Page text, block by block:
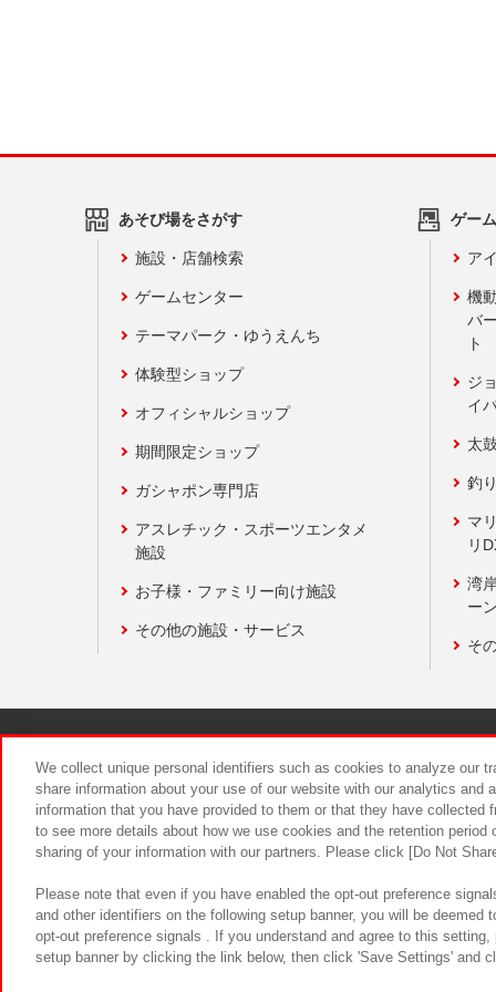
あそび場をさがす
施設・店舗検索
ゲームセンター
テーマパーク・ゆうえんち
体験型ショップ
オフィシャルショップ
期間限定ショップ
ガシャポン専門店
アスレチック・スポーツエンタメ
施設
お子様・ファミリー向け施設
その他の施設・サービス
ゲー
ア
機
バ
ト
ジ
イ
太
釣
マ
リ
湾
ー
そ
食品のご
We collect unique personal identifiers such as cookies to analyze our
share information about your use of our website with our analytics and
information that you have provided to them or that they have
to see more details about how we use cookies and the retention
sharing of your information with our partners. Please click [Do Not
Please note that even if you have enabled the opt-out preference
and other identifiers on the following setup banner, you will be
opt-out preference signals . If you understand and agree to this
setup banner by clicking the link below, then click 'Save Settings' and